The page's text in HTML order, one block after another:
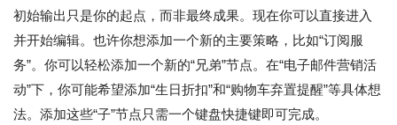
初始输出只是你的起点，而非最终成果。现在你可以直接进入
并开始编辑。也许你想添加一个新的主要策略，比如“订阅服
务”。你可以轻松添加一个新的“兄弟”节点。在“电子邮件营销活
动”下，你可能希望添加“生日折扣”和“购物车弃置提醒”等具体想
法。添加这些“子”节点只需一个键盘快捷键即可完成。